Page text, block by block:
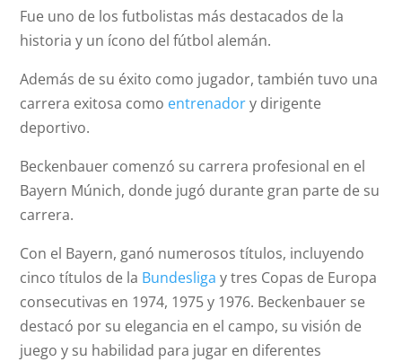
Fue uno de los futbolistas más destacados de la
historia y un ícono del fútbol alemán.
Además de su éxito como jugador, también tuvo una
carrera exitosa como entrenadory dirigente
deportivo.
Beckenbauer comenzó su carrera profesional en el
Bayern Múnich, donde jugó durante gran parte de su
carrera.
Con el Bayern, ganó numerosos títulos, incluyendo
cinco títulos de la Bundesliga y tres Copas de Europa
consecutivas en 1974, 1975 y 1976. Beckenbauer se
destacó por su elegancia en el campo, su visión de
juego y su habilidad para jugar en diferentes